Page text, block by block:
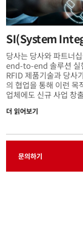
SI(System
당사는 당사와 파트너
end-to-end 솔루션 실
RFID 제품기술과 당사
의 협업을 통해 이런 목
업체에도 신규 사업 창
더 읽어보기
문의하기